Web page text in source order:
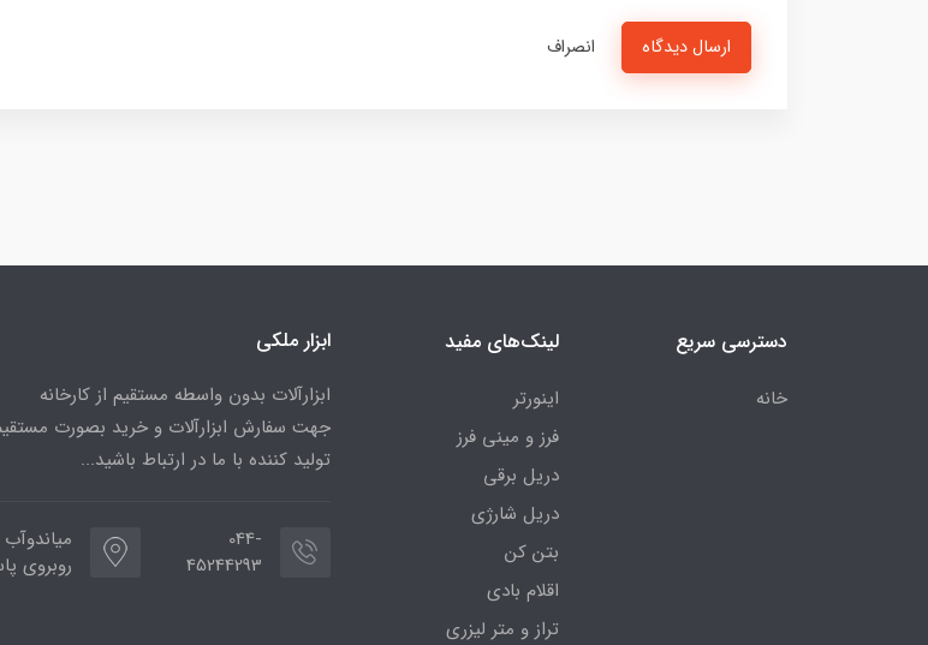
ارسال دیدگاه انصراف
دسترسی سریع
خانه
لینک‌های مفید
اینورتر
فرز و مینی فرز
دریل برقی
دریل شارژی
بتن کن
اقلام بادی
تراز و متر لیزری
ابزار ملکی
ابزارآلات بدون واسطه مستقیم از کارخانه
جهت سفارش ابزارآلات و خرید بصورت
تولید کننده با ما در ارتباط باشید...
044-
45244293
روبروی